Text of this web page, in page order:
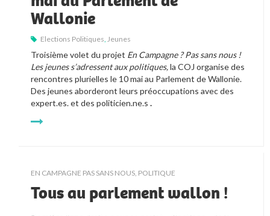
Wallonie
Elections Politiques Jeunes
Troisième volet du projet En Campagne ? Pas sans nous !
Les jeunes s’adressent aux politiques, la COJ organise des
rencontres plurielles le 10 mai au Parlement de Wallonie.
Des jeunes aborderont leurs préoccupations avec des
expert.es. et des politicien.ne.s .
EN CAMPAGNE PAS SANS NOUS POLITIQUE
Tous au parlement wallon !